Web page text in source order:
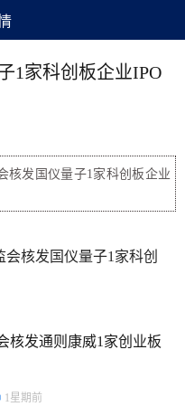
1家科创板企业IPO
核发国仪量子1家科创板企业
核发国仪量子1家科创
核发通则康威1家创业板
1星期前